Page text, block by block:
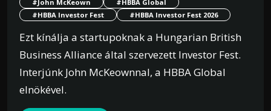
#John McKeown
#HBBA Global
#HBBA Investor Fest
#HBBA Investor Fest 2026
Ezt kínálja a startupoknak a Hungarian British
Business Alliance által szervezett Investor Fest.
Interjúnk John McKeownnal, a HBBA Global
elnökével.